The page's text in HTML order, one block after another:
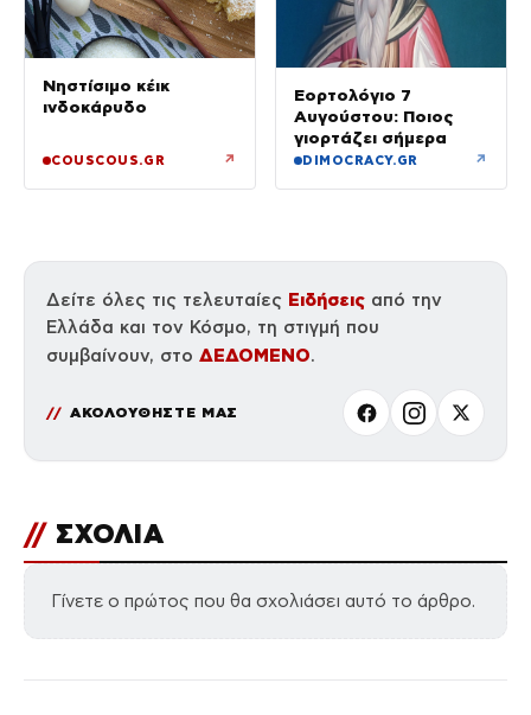
Νηστίσιμο κέικ
ινδοκάρυδο
COUSCOUS.GR ↗
Εορτολόγιο 7
Αυγούστου: Ποιος
γιορτάζει σήμερα
DIMOCRACY.GR ↗
Δείτε όλες τις τελευταίες Ειδήσεις από την
Ελλάδα και τον Κόσμο, τη στιγμή που
συμβαίνουν, στο ΔΕΔΟΜΕΝΟ.
ΑΚΟΛΟΥΘΗΣΤΕ ΜΑΣ
// ΣΧΟΛΙΑ
Γίνετε ο πρώτος που θα σχολιάσει αυτό το άρθρο.